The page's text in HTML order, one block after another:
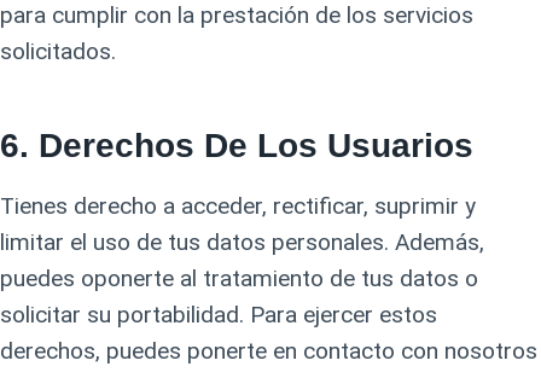
para cumplir con la prestación de los servicios
solicitados.
6. Derechos De Los Usuarios
Tienes derecho a acceder, rectificar, suprimir y
limitar el uso de tus datos personales. Además,
puedes oponerte al tratamiento de tus datos o
solicitar su portabilidad. Para ejercer estos
derechos, puedes ponerte en contacto con nosotros